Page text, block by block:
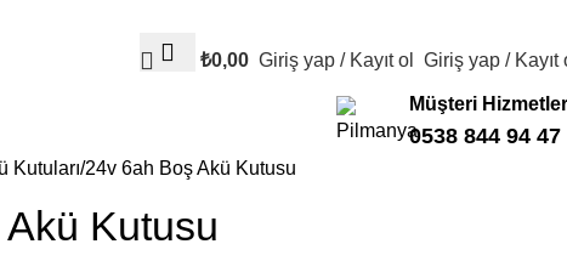
₺0,00 Giriş yap / Kayıt ol Giriş yap / Kayıt
Müşteri
0538 844 94 47
Kutuları 24v 6ah Boş Akü Kutusu
Kutusu